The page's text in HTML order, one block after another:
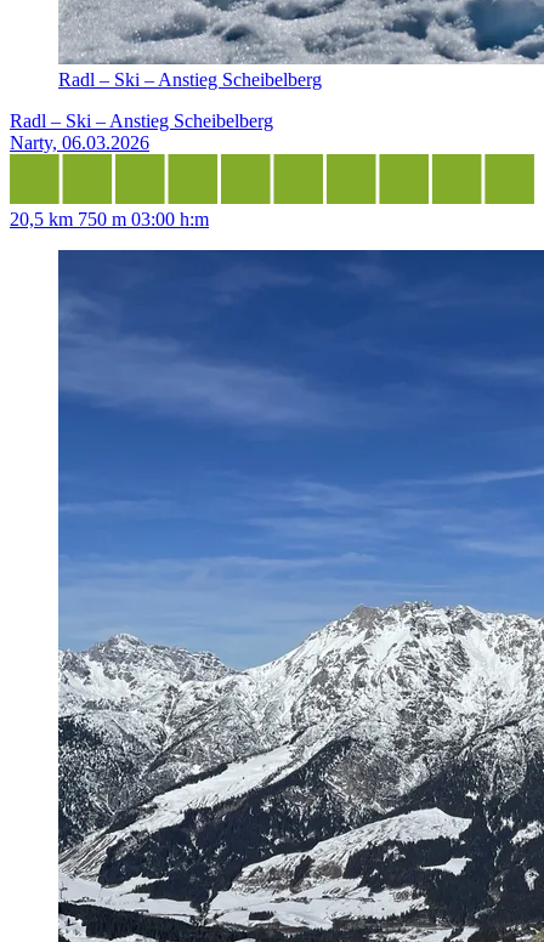
Radl – Ski – Anstieg Scheibelberg
Radl – Ski – Anstieg Scheibelberg
Narty, 06.03.2026
20,5 km 750 m 03:00 h:m